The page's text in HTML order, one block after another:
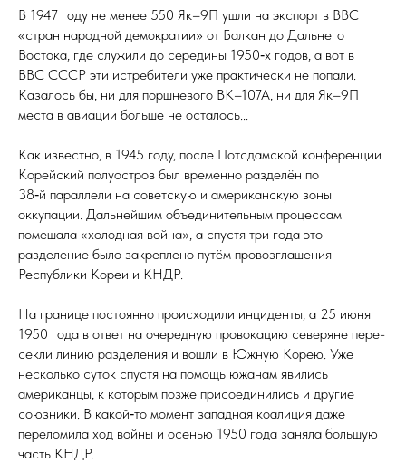
В 1947 го­ду не менее 550 Як–9П ушли на экспорт в ВВС
«стран народной демократии» от Балкан до Дальнего
Востока, где служили до середины 1950‑х годов, а вот в
ВВС СССР эти истребители уже практически не попали.
Казалось бы, ни для поршневого ВК–107А, ни для Як–9П
места в авиации больше не осталось...
Как известно, в 1945 го­ду, после Потс­дам­ской конференции
Корейский полу­ост­ров был временно разделён по
38‑й параллели на советскую и американскую зоны
оккупации. Дальнейшим объ­еди­ни­тель­ным процессам
помешала «холодная война», а спустя три года это
разделение было закреплено путём провозглашения
Республики Кореи и КНДР.
На границе постоянно происходили инциденты, а 25 июня
1950 го­да в ответ на очередную провокацию северяне пере­
сек­ли линию разделения и вошли в Южную Корею. Уже
несколько суток спустя на помощь южанам явились
американцы, к которым позже присоединились и другие
союзники. В какой‑то момент западная коалиция даже
переломила ход войны и осенью 1950 го­да заняла большую
часть КНДР.